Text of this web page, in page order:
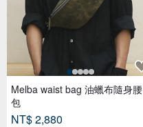
Melba waist bag 油蠟布隨身腰
包
NT$ 2,880